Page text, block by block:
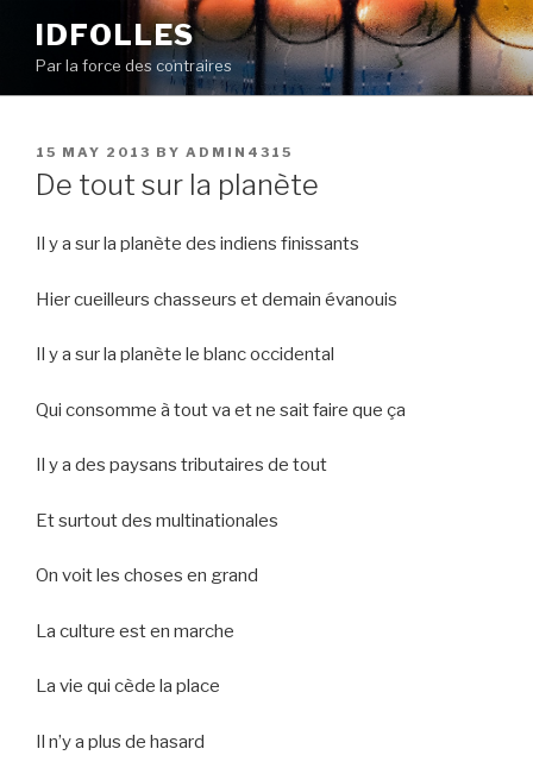
content
IDFOLLES
Par la force des contraires
POSTED
ON
15 MAY 2013 BY ADMIN4315
De tout sur la planète
Il y a sur la planète des indiens finissants
Hier cueilleurs chasseurs et demain évanouis
Il y a sur la planète le blanc occidental
Qui consomme à tout va et ne sait faire que ça
Il y a des paysans tributaires de tout
Et surtout des multinationales
On voit les choses en grand
La culture est en marche
La vie qui cède la place
Il n’y a plus de hasard